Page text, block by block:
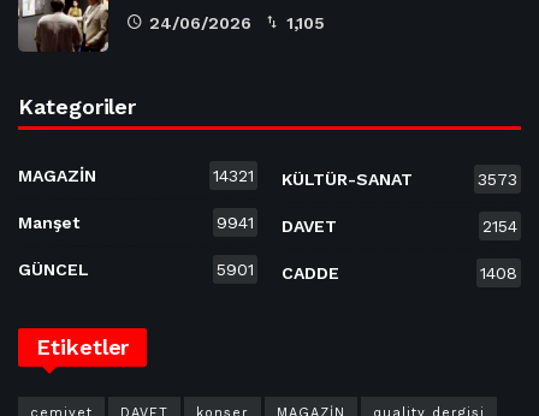
24/06/2026 1,105
Kategoriler
MAGAZİN 14321
Manşet 9941
GÜNCEL 5901
KÜLTÜR-SANAT 3573
DAVET 2154
CADDE 1408
Etiketler